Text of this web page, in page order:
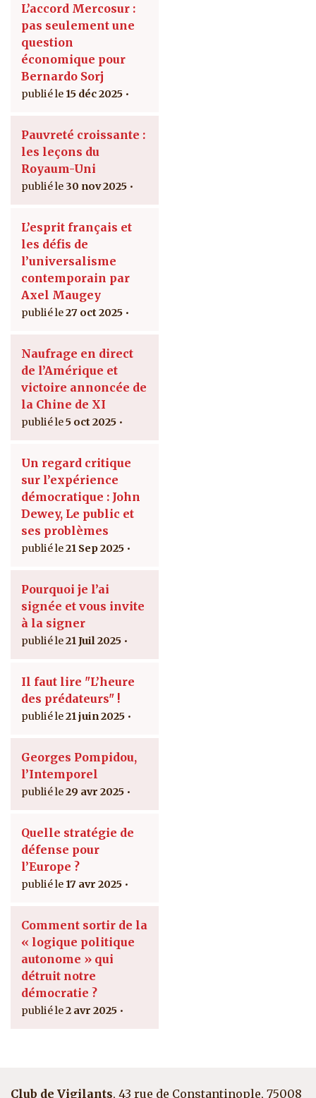
L’accord Mercosur :
pas seulement une
question
économique pour
Bernardo Sorj
15 déc 2025
Pauvreté croissante :
les leçons du
Royaum-Uni
30 nov 2025
L’esprit français et
les défis de
l’universalisme
contemporain par
Axel Maugey
27 oct 2025
Naufrage en direct
de l’Amérique et
victoire annoncée de
la Chine de XI
5 oct 2025
Un regard critique
sur l’expérience
démocratique : John
Dewey, Le public et
ses problèmes
21 Sep 2025
Pourquoi je l’ai
signée et vous invite
à la signer
21 Juil 2025
Il faut lire "L’heure
des prédateurs" !
21 juin 2025
Georges Pompidou,
l’Intemporel
29 avr 2025
Quelle stratégie de
défense pour
l’Europe ?
17 avr 2025
Comment sortir de la
« logique politique
autonome » qui
détruit notre
démocratie ?
2 avr 2025
Club de Vigilants, 43 rue de Constantinople, 75008